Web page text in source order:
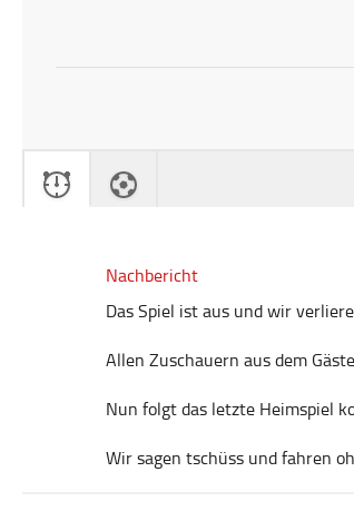
Nachbericht
Das Spiel ist aus und wir
Allen Zuschauern aus dem
Nun folgt das letzte Heimspiel
Wir sagen tschüss und fahren